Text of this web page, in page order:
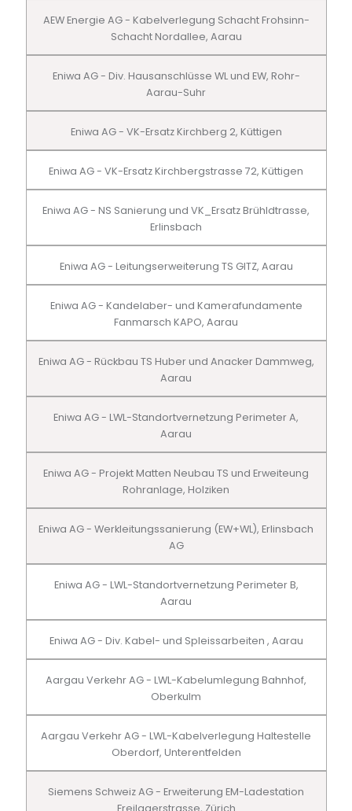
AEW Energie AG - Kabelverlegung Schacht Frohsinn-
Schacht Nordallee, Aarau
Eniwa AG - Div. Hausanschlüsse WL und EW, Rohr-
Aarau-Suhr
Eniwa AG - VK-Ersatz Kirchberg 2, Küttigen
Eniwa AG - VK-Ersatz Kirchbergstrasse 72, Küttigen
Eniwa AG - NS Sanierung und VK_Ersatz Brühldtrasse,
Erlinsbach
Eniwa AG - Leitungserweiterung TS GITZ, Aarau
Eniwa AG - Kandelaber- und Kamerafundamente
Fanmarsch KAPO, Aarau
Eniwa AG - Rückbau TS Huber und Anacker Dammweg,
Aarau
Eniwa AG - LWL-Standortvernetzung Perimeter A,
Aarau
Eniwa AG - Projekt Matten Neubau TS und Erweiteung
Rohranlage, Holziken
Eniwa AG - Werkleitungssanierung (EW+WL), Erlinsbach
AG
Eniwa AG - LWL-Standortvernetzung Perimeter B,
Aarau
Eniwa AG - Div. Kabel- und Spleissarbeiten , Aarau
Aargau Verkehr AG - LWL-Kabelumlegung Bahnhof,
Oberkulm
Aargau Verkehr AG - LWL-Kabelverlegung Haltestelle
Oberdorf, Unterentfelden
Siemens Schweiz AG - Erweiterung EM-Ladestation
Freilagerstrasse, Zürich